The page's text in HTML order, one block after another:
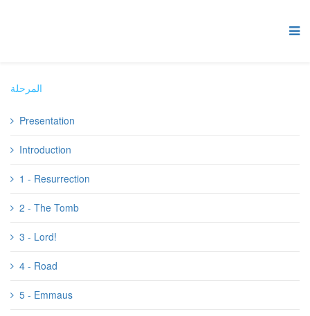
المرحلة
Presentation
Introduction
1 - Resurrection
2 - The Tomb
3 - Lord!
4 - Road
5 - Emmaus